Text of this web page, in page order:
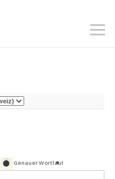
Genauer Wortlaut